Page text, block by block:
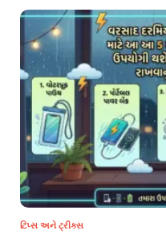
ટિપ્સ અને ટ્રીક્સ